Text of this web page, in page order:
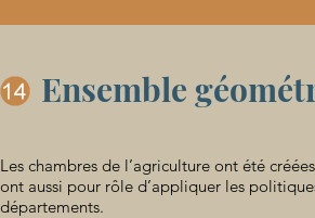
Ensemble
Les chambres de l’agriculture ont été
ont aussi pour rôle d’appliquer les
départements.